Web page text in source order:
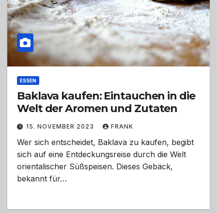
ESSEN
Baklava kaufen: Eintauchen in die
Welt der Aromen und Zutaten
15. NOVEMBER 2023 FRANK
Wer sich entscheidet, Baklava zu kaufen, begibt
sich auf eine Entdeckungsreise durch die Welt
orientalischer Süßspeisen. Dieses Gebäck,
bekannt für…